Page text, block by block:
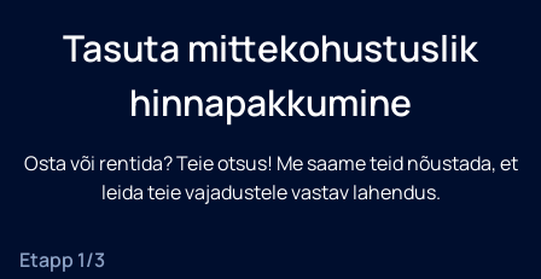
Tasuta mittekohustuslik
hinnapakkumine
Osta või rentida? Teie otsus! Me saame teid nõustada, et
leida teie vajadustele vastav lahendus.
Etapp 1/3